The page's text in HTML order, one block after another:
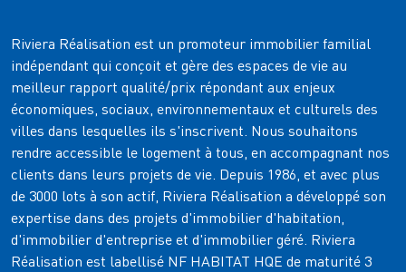
Riviera Réalisation est un promoteur immobilier familial
indépendant qui conçoit et gère des espaces de vie au
meilleur rapport qualité/prix répondant aux enjeux
économiques, sociaux, environnementaux et culturels des
villes dans lesquelles ils s'inscrivent. Nous souhaitons
rendre accessible le logement à tous, en accompagnant nos
clients dans leurs projets de vie. Depuis 1986, et avec plus
de 3000 lots à son actif, Riviera Réalisation a développé son
expertise dans des projets d'immobilier d'habitation,
d'immobilier d'entreprise et d'immobilier géré. Riviera
Réalisation est labellisé NF HABITAT HQE de maturité 3